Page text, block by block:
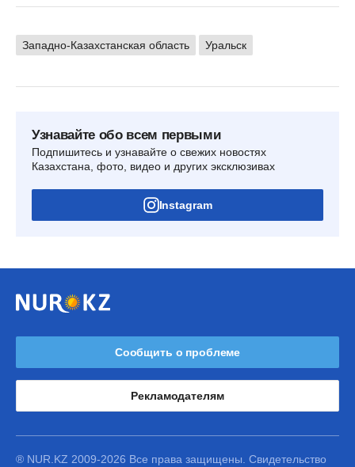
Западно-Казахстанская область Уральск
Узнавайте обо всем первыми
Подпишитесь и узнавайте о свежих новостях
Казахстана, фото, видео и других эксклюзивах
Instagram
Сообщить о проблеме
Рекламодателям
® NUR.KZ 2009-2026 Все права защищены. Свидетельство